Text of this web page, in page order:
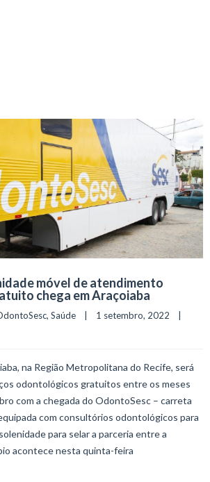
móvel de atendimento
chega em Araçoiaba
, Saúde
na Região Metropolitana do Recife, será
odontológicos gratuitos entre os meses
com a chegada do OdontoSesc – carreta
com consultórios odontológicos para
para selar a parceria entre a
acontece nesta quinta-feira